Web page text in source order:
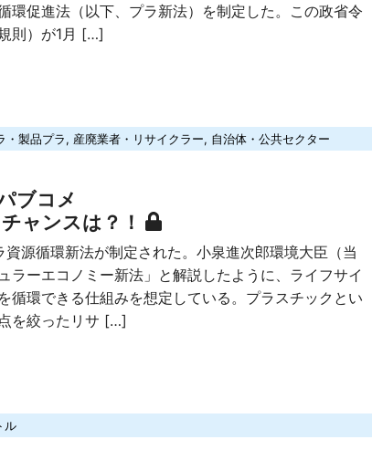
環促進法（以下、プラ新法）を制定した。この政省令
則）が1月 […]
・製品プラ, 産廃業者・リサイクラー, 自治体・公共セクター
ブコメ
ャンスは？！
源循環新法が制定された。小泉進次郎環境大臣（当
ラーエコノミー新法」と解説したように、ライフサイ
循環できる仕組みを想定している。プラスチックとい
を絞ったリサ […]
ル